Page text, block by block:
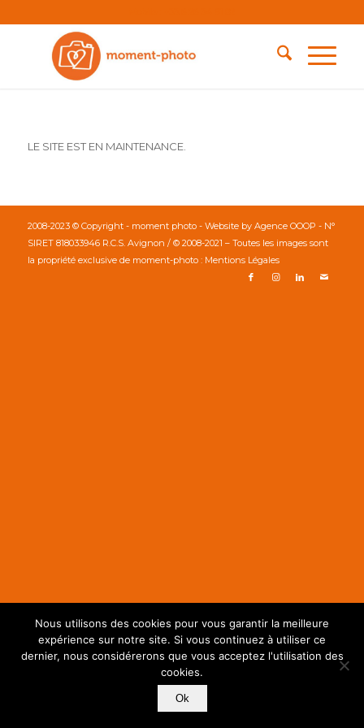
LE SITE EST EN MAINTENANCE.
2008-2023 © Copyright - moment photo - Website by Agence OOOP - N°
SIRET 818033946 R.C.S. Avignon / © 2008-2021 – Toutes les images sont
la propriété exclusive de moment-photo : Mentions Légales
Nous utilisons des cookies pour vous garantir la meilleure
expérience sur notre site. Si vous continuez à utiliser ce
dernier, nous considérerons que vous acceptez l'utilisation des
cookies.
Ok